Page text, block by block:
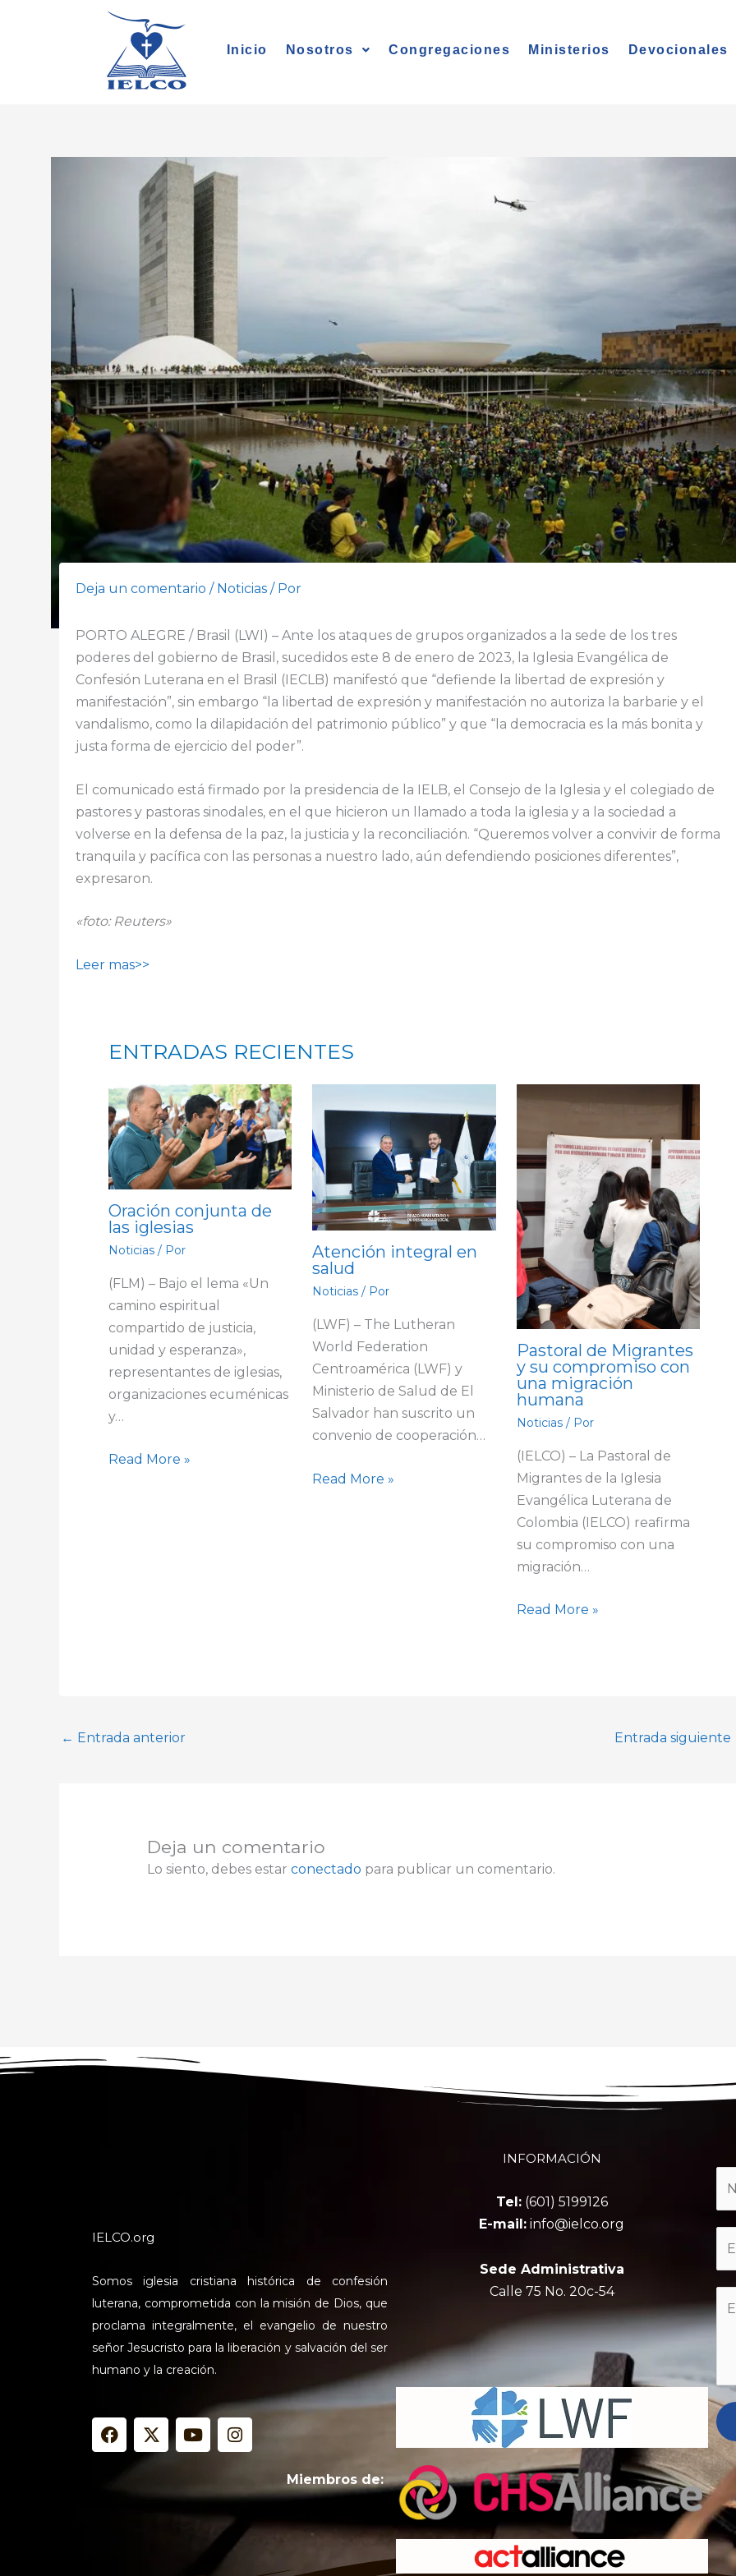
Inicio Nosotros Congregaciones Ministerios Devocionales
Deja un comentario / Noticias / Por
PORTO ALEGRE / Brasil (LWI) – Ante los ataques de grupos organizados a la sede de los tres
poderes del gobierno de Brasil, sucedidos este 8 de enero de 2023, la Iglesia Evangélica de
Confesión Luterana en el Brasil (IECLB) manifestó que “defiende la libertad de expresión y
manifestación”, sin embargo “la libertad de expresión y manifestación no autoriza la barbarie y el
vandalismo, como la dilapidación del patrimonio público” y que “la democracia es la más bonita y
justa forma de ejercicio del poder”.
El comunicado está firmado por la presidencia de la IELB, el Consejo de la Iglesia y el colegiado de
pastores y pastoras sinodales, en el que hicieron un llamado a toda la iglesia y a la sociedad a
volverse en la defensa de la paz, la justicia y la reconciliación. “Queremos volver a convivir de forma
tranquila y pacífica con las personas a nuestro lado, aún defendiendo posiciones diferentes”,
expresaron.
«foto: Reuters»
Leer mas>>
ENTRADAS RECIENTES
Oración conjunta de
las iglesias
Noticias / Por
(FLM) – Bajo el lema «Un
camino espiritual
compartido de justicia,
unidad y esperanza»,
representantes de iglesias,
organizaciones ecuménicas
y…
Read More »
Atención integral en
salud
Noticias / Por
(LWF) – The Lutheran
World Federation
Centroamérica (LWF) y
Ministerio de Salud de El
Salvador han suscrito un
convenio de cooperación…
Read More »
Pastoral de Migrantes
y su compromiso con
una migración
humana
Noticias/ Por
(IELCO) – La Pastoral de
Migrantes de la Iglesia
Evangélica Luterana de
Colombia (IELCO) reafirma
su compromiso con una
migración…
Read More »
← Entrada anterior Entrada siguiente
Deja un comentario
Lo siento, debes estar conectado para publicar un comentario.
IELCO.org
Somos iglesia cristiana histórica de confesión
luterana, comprometida con la misión de Dios, que
proclama integralmente, el evangelio de nuestro
señor Jesucristo para la liberación y salvación del ser
humano y la creación.
F
a
X
-
t
i
Y
o
u
I
n
a
a
Miembros de:
INFORMACIÓN
Tel:(601) 5199126
E-mail: info@ielco.org
Sede Administrativa
Calle 75 No. 20c-54